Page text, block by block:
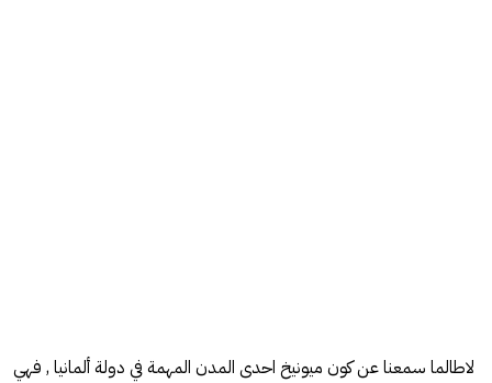
لاطالما سمعنا عن كون ميونيخ احدى المدن المهمة في دولة ألمانيا , فهي